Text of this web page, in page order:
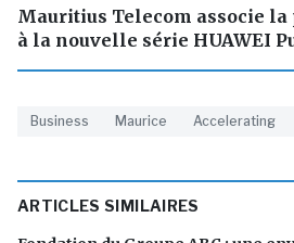
Mauritius Telecom associe la
à la nouvelle série HUAWEI
Business Maurice Accelerating
ARTICLES SIMILAIRES